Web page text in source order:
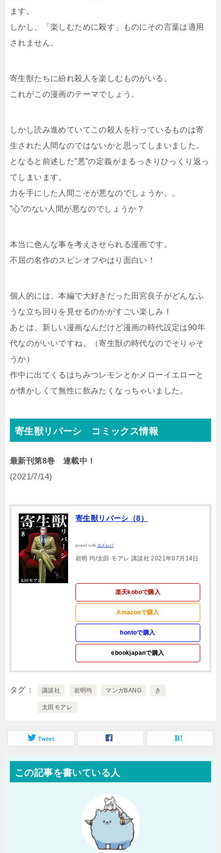
ます。
しかし、「楽しむために殺す」ものにその言葉は適用
されません。
寄生獣たちに紛れ殺人を楽しむものがいる。
これがこの漫画のテーマでしょう。
しかし読み進めていてこの殺人を行っているものは寄
生された人間なのではないかと思ってしまいました。
となると前述した”悪”の定義がまるっきりひっくり返っ
てしまいます。
力を手にした人間こそが悪なのでしょうか。。
”心”のない人間が悪なのでしょうか？
本当に色んな事を考えさせられる漫画です。
不屈の名作のスピンオフやはり面白い！
個人的には、本編で大好きだった田宮良子がどんなふ
うな立ち回りを見せるのかがすごい楽しみ！
あとは、新しい漫画なんだけど漫画の時代設定は90年
代なのがいいですね。（寄生獣の時代なのでそりゃそ
うか）
作中に出てくるはちみつレモンとかメローイエローと
か懐かしくて無性に飲みたくなっちゃいました。
寄生獣リバーシ コミックス情報
最新刊第8巻 連載中！
(2021/7/14)
寄生獣リバーシ（8）
posted with ヨメレバ
岩明 均/太田 モアレ 講談社 2021年07月14日
楽天koboで購入
Amazonで購入
hontoで購入
ebookjapanで購入
タグ 講談社 岩明均 マンガBANG き
太田モアレ
Tweet
この記事を書いている人